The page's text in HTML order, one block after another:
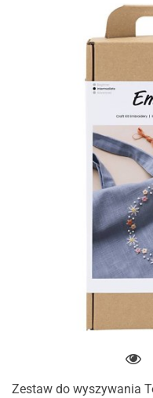
Zestaw do wyszywania